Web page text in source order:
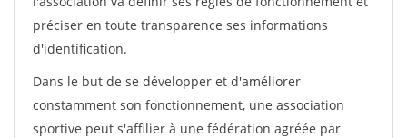
préciser en toute transparence ses informations
d'identification.
Dans le but de se développer et d'améliorer
constamment son fonctionnement, une association
sportive peut s'affilier à une fédération agréée par